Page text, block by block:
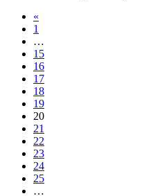
«
1
…
15
16
17
18
19
20
21
22
23
24
25
…